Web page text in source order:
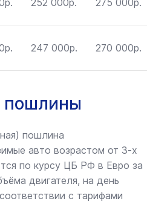
252 000р. 275 000р.
247 000р. 270 000р.
пошлины
пошлина
авто возрастом от 3-х
по курсу ЦБ РФ в Евро за
двигателя, на день
с тарифами